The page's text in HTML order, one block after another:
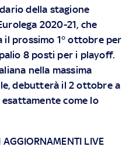
della stagione
2020-21, che
il prossimo 1° ottobre per
8 posti per i playoff.
nella massima
debutterà il 2 ottobre a
come lo
AGGIORNAMENTI LIVE